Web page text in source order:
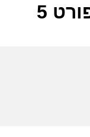
לוח שידורים יומי: ספורט 5